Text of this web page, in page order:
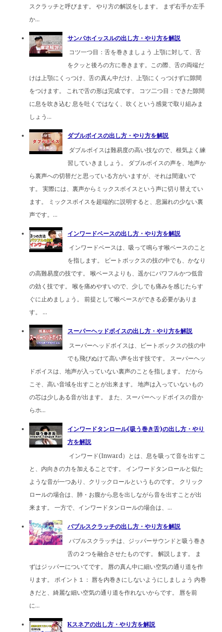
スクラッチと呼びます。 やり方の解説をします。 まず右手か左手
か...
サンバホイッスルの出し方・やり方を解説
コツ一つ目：舌を巻きましょう 上顎に対して、舌
をクッと後ろの方に巻きます。この際、舌の両端だ
けは上顎にくっつけ、舌の真ん中だけ、上顎にくっつけずに隙間
をつけます。 これで舌の形は完成です。 コツ二つ目：できた隙間
に息を吹き込む 息を吐くではなく、吹くという感覚で取り組みま
しょう...
ダブルボイスの出し方・やり方を解説
ダブルボイスは難易度の高い技なので、根気よく練
習していきましょう。 ダブルボイスの声を、地声か
ら裏声への切替だと思っている方がいますが、それは間違いで
す。 実際には、裏声からミックスボイスという声に切り替えてい
ます。 ミックスボイスを超端的に説明すると、息漏れの少ない裏
声です。...
インワードベースの出し方・やり方を解説
インワードベースは、吸って鳴らす喉ベースのこと
を指します。 ビートボックスの技の中でも、かなり
の高難易度の技です。 喉ベースよりも、遥かにパワフルかつ低音
の効く技です。 喉を痛めやすいので、少しでも痛みを感じたらす
ぐに止めましょう。 前提として喉ベースができる必要がありま
す。 ...
スーパーヘッドボイスの出し方・やり方を解説
スーパーヘッドボイスは、ビートボックスの技の中
でも飛びぬけて高い声を出す技です。 スーパーヘッ
ドボイスは、地声が入っていない裏声のことを指します。 だから
こそ、高い音域を出すことが出来ます。 地声は入っていないもの
の芯は少しある音が出ます。 また、スーパーヘッドボイスの音か
らホ...
インワードタンロール(吸う巻き舌)の出し方・やり
方を解説
インワード(Inward）とは、息を吸って音を出すこ
と、内向きの力を加えることです。 インワードタンロールと似た
ような音が一つあり、クリックロールというものです。 クリック
ロールの場合は、肺・お腹から息を出しながら音を出すことが出
来ます。 一方で、インワードタンロールの場合は、...
バブルスクラッチの出し方・やり方を解説
バブルスクラッチは、ジッパーサウンドと吸う巻き
舌の２つを融合させたものです。 解説します。 ま
ずはジッパーについてです。 唇の真ん中に細い空気の通り道を作
ります。 ポイント１： 唇を内巻きにしないようにしましょう 内巻
きだと、綺麗な細い空気の通り道を作れないからです。 唇を前
に...
Kスネアの出し方・やり方を解説